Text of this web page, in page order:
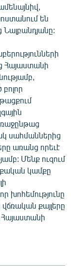
են
Նալբանդյանը:
Հայաստանի
սահմաններից
առանց որեւէ
Մենք ուզում
կամքը
խոհեմությունը
քայլերը